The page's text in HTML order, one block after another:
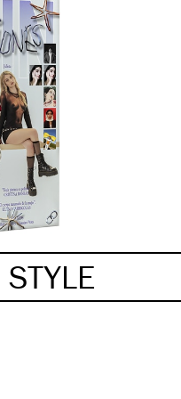
STYLE